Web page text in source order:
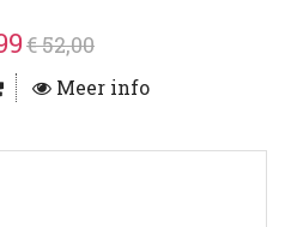
€ 52,00
Meer info